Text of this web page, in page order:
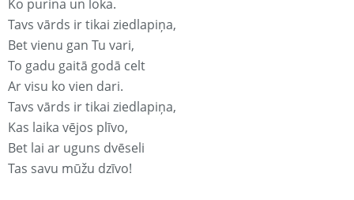
Ko purina un loka.
Tavs vārds ir tikai ziedlapiņa,
Bet vienu gan Tu vari,
To gadu gaitā godā celt
Ar visu ko vien dari.
Tavs vārds ir tikai ziedlapiņa,
Kas laika vējos plīvo,
Bet lai ar uguns dvēseli
Tas savu mūžu dzīvo!